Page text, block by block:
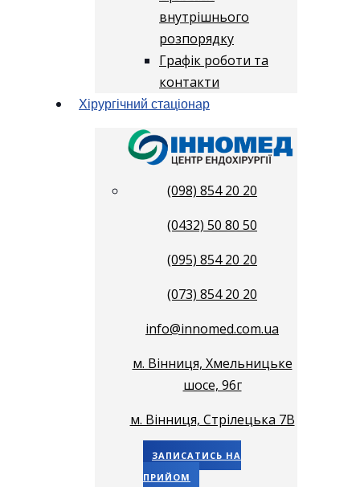
внутрішнього
розпорядку
Графік роботи та
контакти
Хірургічний стаціонар
(098) 854 20 20
(0432) 50 80 50
(095) 854 20 20
(073) 854 20 20
info@innomed.com.ua
м. Вінниця, Хмельницьке
шосе, 96г
м. Вінниця, Стрілецька 7В
ЗАПИСАТИСЬ НА
ПРИЙОМ